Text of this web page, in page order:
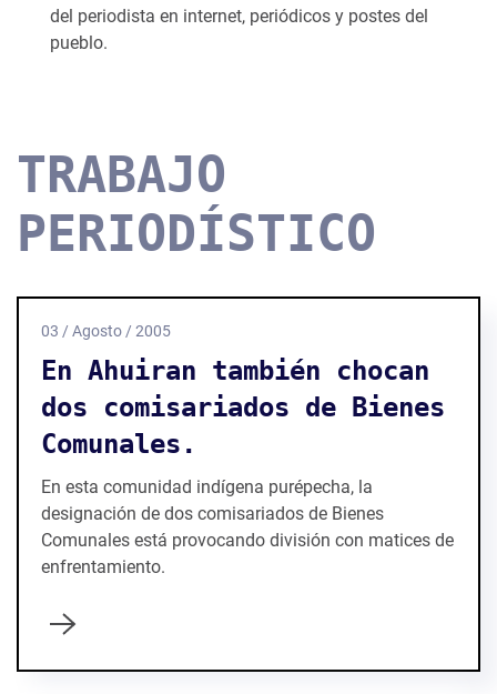
del periodista en internet, periódicos y postes del
pueblo.
TRABAJO
PERIODÍSTICO
03 / Agosto / 2005
En Ahuiran también chocan
dos comisariados de Bienes
Comunales.
En esta comunidad indígena purépecha, la
designación de dos comisariados de Bienes
Comunales está provocando división con matices de
enfrentamiento.